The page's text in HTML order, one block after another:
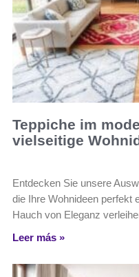
Teppiche im
vielseitige
Entdecken Sie unsere
die Ihre Wohnideen perfekt
Hauch von Eleganz
Leer más »